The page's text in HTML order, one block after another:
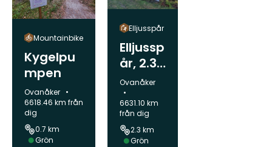
Mountainbike
Kygelpu
mpen
Kommun:
Ovanåker
6618.46 km från
dig
0.7 km
Svårighetsgrad:
Grön
Elljusspår
Elljussp
år, 2.3
km,
Skålsjö
gårde
n
Kommun:
Ovanåker
6631.10 km
från dig
2.3 km
Svårighetsgrad:
Grön